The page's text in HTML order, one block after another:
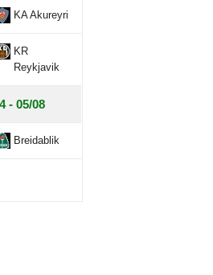
KA Akureyri
KR
Reykjavik
- 05/08
Breidablik